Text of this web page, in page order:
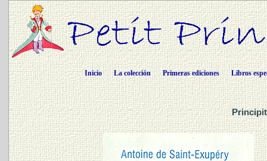
Inicio La colección Primeras ediciones Libros